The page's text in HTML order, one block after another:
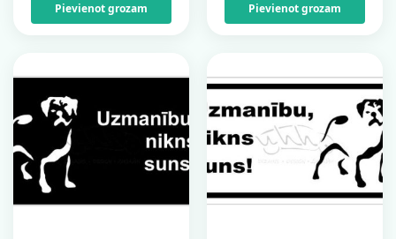
Pievienot grozam Pievienot grozam